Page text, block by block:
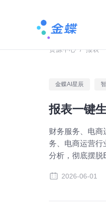
资源中心 / 报表
金蝶AI星辰
报表一键
财务服务、电商
务、电商运营行
分析，彻底摆脱
2026-06-01